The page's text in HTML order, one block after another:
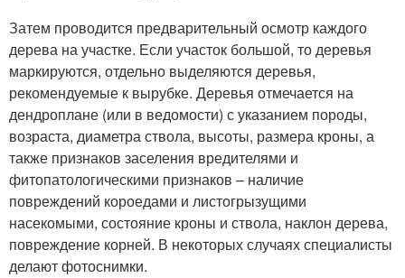
Затем проводится предварительный осмотр каждого
дерева на участке. Если участок большой, то деревья
маркируются, отдельно выделяются деревья,
рекомендуемые к вырубке. Деревья отмечается на
дендроплане (или в ведомости) с указанием породы,
возраста, диаметра ствола, высоты, размера кроны, а
также признаков заселения вредителями и
фитопатологическими признаков – наличие
повреждений короедами и листогрызущими
насекомыми, состояние кроны и ствола, наклон дерева,
повреждение корней. В некоторых случаях специалисты
делают фотоснимки.